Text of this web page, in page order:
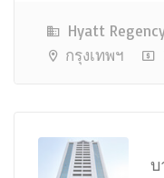
Hyatt
กรุงเทพฯ
บ